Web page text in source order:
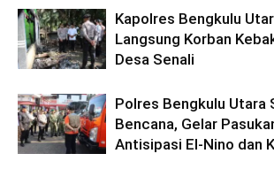
Kapolres Bengkulu
Langsung Korban
Desa Senali
Polres Bengkulu Utara
Bencana, Gelar
Antisipasi El-Nino dan